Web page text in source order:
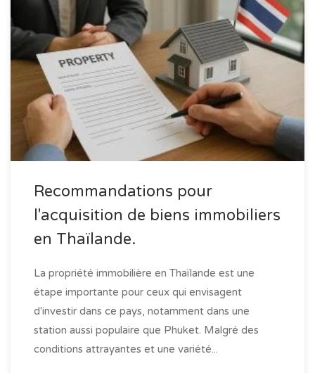
Recommandations pour
l'acquisition de biens immobiliers
en Thaïlande.
La propriété immobilière en Thaïlande est une
étape importante pour ceux qui envisagent
d'investir dans ce pays, notamment dans une
station aussi populaire que Phuket. Malgré des
conditions attrayantes et une variété...